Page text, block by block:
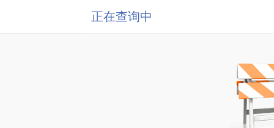
正在查询中